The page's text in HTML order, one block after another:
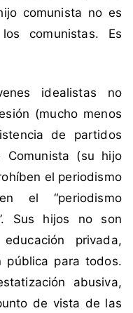
comunista no es
comunistas. Es
idealistas no
(mucho menos
de partidos
Comunista (su hijo
el periodismo
el “periodismo
Sus hijos no son
privada,
pública para todos.
abusiva,
de vista de las